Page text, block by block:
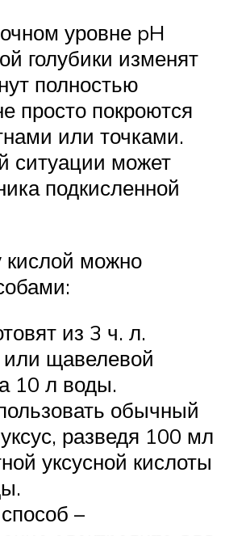
уровне pH
голубики изменят
полностью
просто покроются
или точками.
ситуации может
подкисленной
кислой можно
из 3 ч. л.
щавелевой
10 л воды.
обычный
разведя 100 мл
уксусной кислоты
–